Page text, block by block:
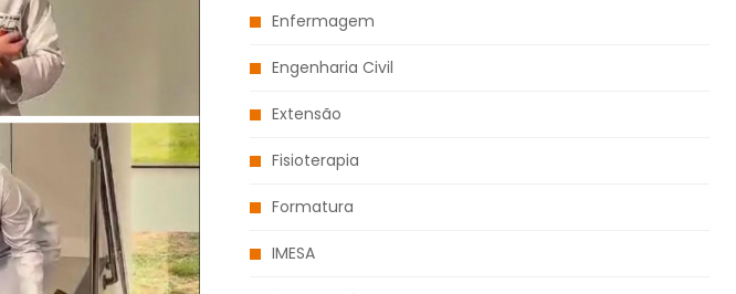
Enfermagem
Engenharia Civil
Extensão
Fisioterapia
Formatura
IMESA